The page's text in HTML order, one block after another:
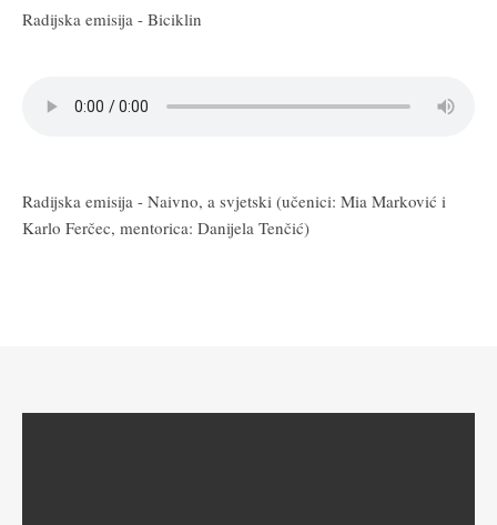
Radijska emisija - Biciklin
Radijska emisija - Naivno, a svjetski (učenici: Mia Marković i
Karlo Ferčec, mentorica: Danijela Tenčić)